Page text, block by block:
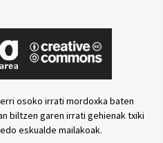
osoko irrati mordoxka baten
biltzen garen irrati gehienak txiki
eskualde mailakoak.